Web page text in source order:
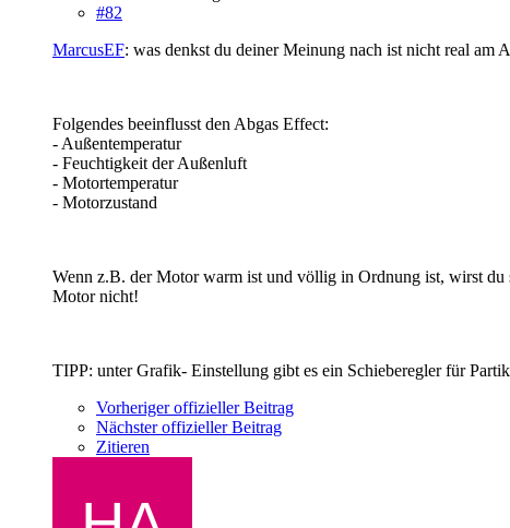
#82
MarcusEF: was denkst du deiner Meinung nach ist nicht real am
Folgendes beeinflusst den Abgas Effect:
- Außentemperatur
- Feuchtigkeit der Außenluft
- Motortemperatur
- Motorzustand
Wenn z.B. der Motor warm ist und völlig in Ordnung ist, wirst
Motor nicht!
TIPP: unter Grafik- Einstellung gibt es ein Schieberegler für
Vorheriger offizieller Beitrag
Nächster offizieller Beitrag
Zitieren